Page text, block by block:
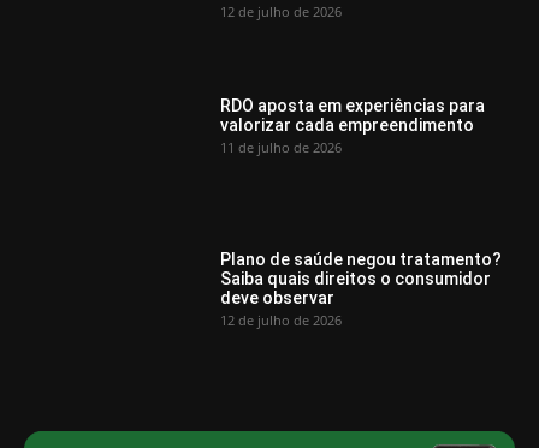
12 de julho de 2026
RDO aposta em experiências para
valorizar cada empreendimento
11 de julho de 2026
Plano de saúde negou tratamento?
Saiba quais direitos o consumidor
deve observar
12 de julho de 2026